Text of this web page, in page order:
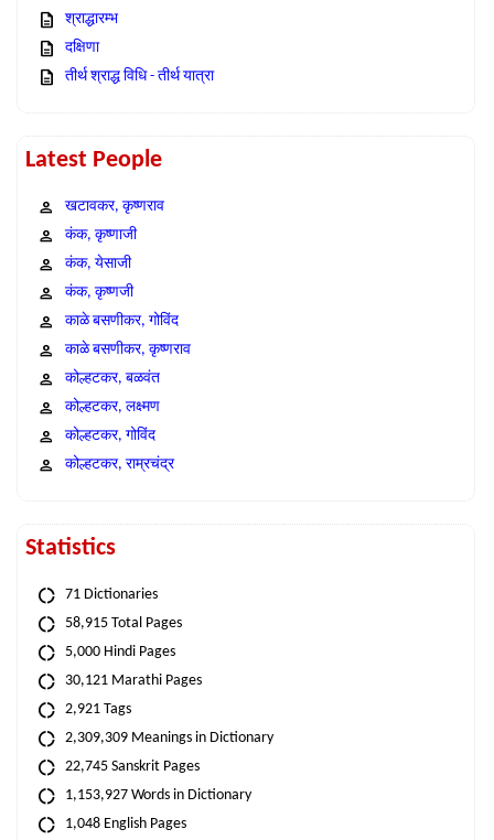
श्राद्धारम्भ
दक्षिणा
तीर्थ श्राद्ध विधि - तीर्थ यात्रा
Latest People
खटावकर, कृष्णराव
कंक, कृष्णाजी
कंक, येसाजी
कंक, कृष्णजी
काळे बसणीकर, गोविंद
काळे बसणीकर, कृष्णराव
कोल्हटकर, बळवंत
कोल्हटकर, लक्ष्मण
कोल्हटकर, गोविंद
कोल्हटकर, राम्रचंद्र
Statistics
71 Dictionaries
58,915 Total Pages
5,000 Hindi Pages
30,121 Marathi Pages
2,921 Tags
2,309,309 Meanings in Dictionary
22,745 Sanskrit Pages
1,153,927 Words in Dictionary
1,048 English Pages